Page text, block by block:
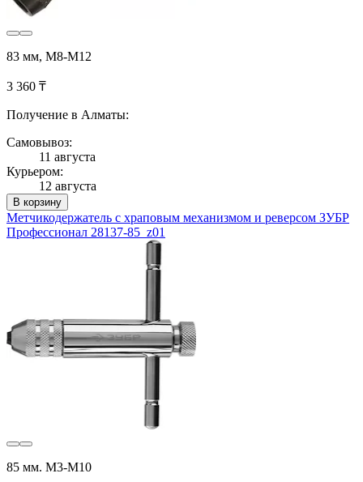
83 мм, М8-М12
3 360 ₸
Получение в Алматы:
Самовывоз:
11 августа
Курьером:
12 августа
В корзину
Метчикодержатель с храповым механизмом и реверсом ЗУБР
Профессионал 28137-85_z01
85 мм. M3-M10